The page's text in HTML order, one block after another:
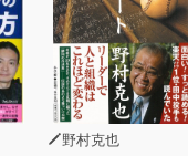
野村克也